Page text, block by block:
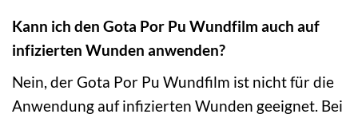
Kann ich den Gota Por Pu Wundfilm auch auf
infizierten Wunden anwenden?
Nein, der Gota Por Pu Wundfilm ist nicht für die
Anwendung auf infizierten Wunden geeignet. Bei